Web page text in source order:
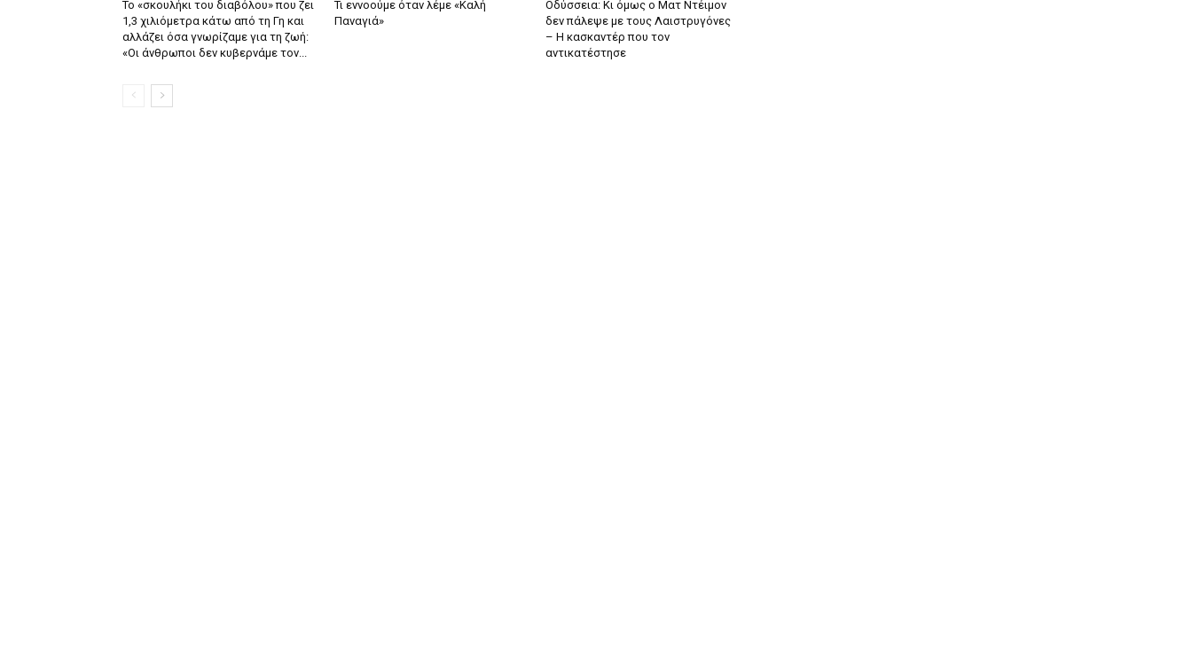
Το «σκουλήκι του διαβόλου» που ζει
1,3 χιλιόμετρα κάτω από τη Γη και
αλλάζει όσα γνωρίζαμε για τη ζωή:
«Οι άνθρωποι δεν κυβερνάμε τον...
Τι εννοούμε όταν λέμε «Καλή
Παναγιά»
Οδύσσεια: Κι όμως ο Ματ Ντέιμον
δεν πάλεψε με τους Λαιστρυγόνες
– Η κασκαντέρ που τον
αντικατέστησε